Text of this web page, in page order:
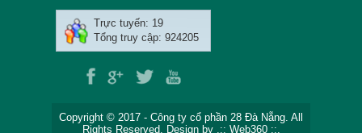
Trực tuyến: 19
Tổng truy cập: 924205
Copyright © 2017 - Công ty cổ phần 28 Đà Nẵng. All
Rights Reserved. Design by .:: Web360::.